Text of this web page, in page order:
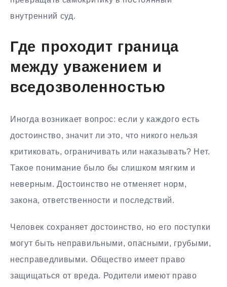
внутренний суд.
Где проходит граница
между уважением и
вседозволенностью
Иногда возникает вопрос: если у каждого есть
достоинство, значит ли это, что никого нельзя
критиковать, ограничивать или наказывать? Нет.
Такое понимание было бы слишком мягким и
неверным. Достоинство не отменяет норм,
закона, ответственности и последствий.
Человек сохраняет достоинство, но его поступки
могут быть неправильными, опасными, грубыми,
несправедливыми. Общество имеет право
защищаться от вреда. Родители имеют право